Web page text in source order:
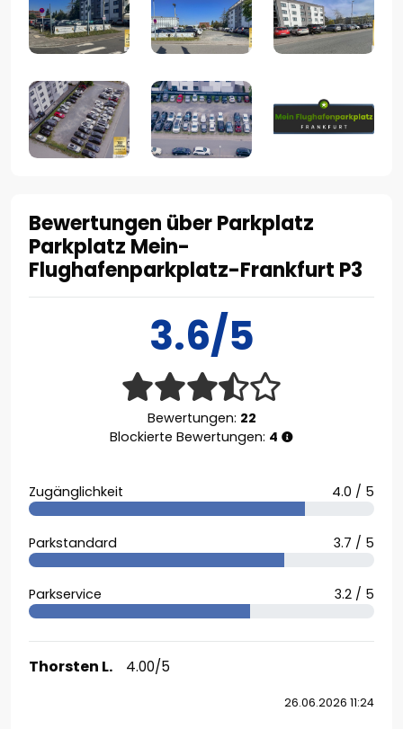
Bewertungen über Parkplatz
Parkplatz Mein-
Flughafenparkplatz-Frankfurt P3
3.6/5
Bewertungen: 22
Blockierte Bewertungen: 4
Zugänglichkeit 4.0 / 5
Parkstandard 3.7 / 5
Parkservice 3.2 / 5
Thorsten L. 4.00/5
26.06.2026 11:24